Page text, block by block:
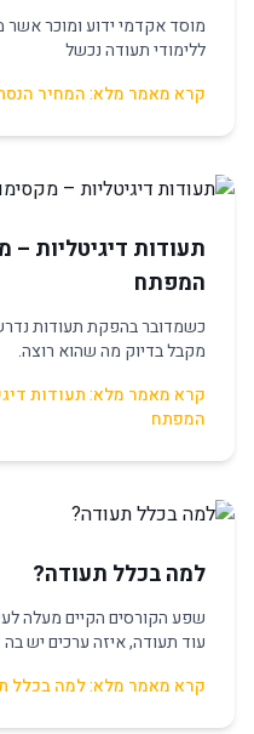
מוסד אקדמי ידוע ומוכר אשר
ללימודי תעודה נכשל
קרא מאמר מלא: המחיר
תעודות דיגיטליות –
המפתח
כשמדובר בהפקת תעודות
מקבל בדיוק מה שהוא רוצה.
קרא מאמר מלא: תעודות
המפתח
למה בכלל תעודה?
שפע הקורסים הקיים מעלה
עוד תעודה, איזה ערכים יש בה
קרא מאמר מלא: למה בכלל